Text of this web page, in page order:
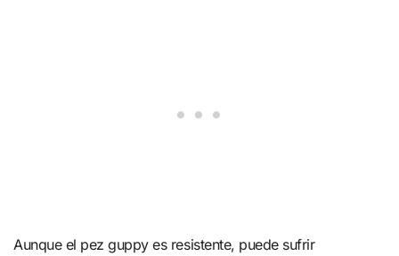
Aunque el pez guppy es resistente, puede sufrir